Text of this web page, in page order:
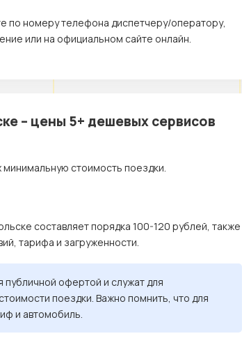
по номеру телефона диспетчеру/оператору,
или на официальном сайте онлайн.
– цены 5+ дешевых сервисов
стоимость поездки.
составляет порядка 100-120 рублей, также
тарифа и загруженности.
офертой и служат для
поездки. Важно помнить, что для
и автомобиль.